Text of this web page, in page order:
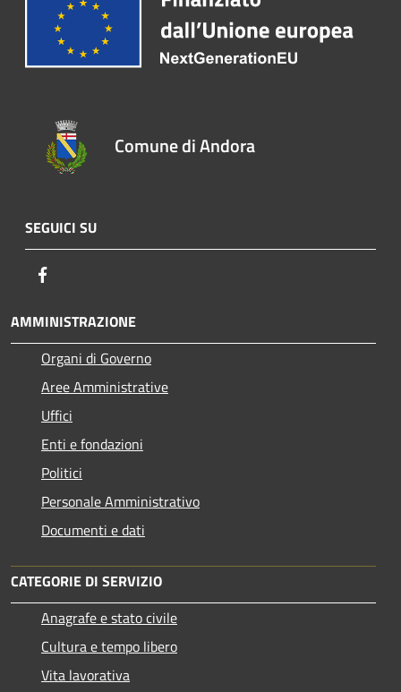
Comune di Andora
SEGUICI SU
AMMINISTRAZIONE
Organi di Governo
Aree Amministrative
Uffici
Enti e fondazioni
Politici
Personale Amministrativo
Documenti e dati
CATEGORIE DI SERVIZIO
Anagrafe e stato civile
Cultura e tempo libero
Vita lavorativa